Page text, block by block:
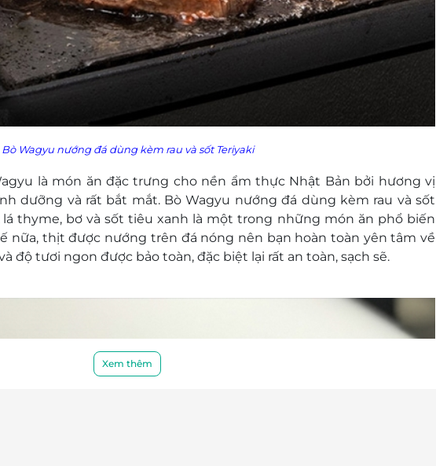
Bò Wagyu nướng đá dùng kèm rau và sốt Teriyaki
là món ăn đặc trưng cho nền ẩm thực Nhật Bản bởi hương vị
dưỡng và rất bắt mắt. Bò Wagyu nướng đá dùng kèm rau và sốt
lá thyme, bơ và sốt tiêu xanh là một trong những món ăn phổ biến
nữa, thịt được nướng trên đá nóng nên bạn hoàn toàn yên tâm về
độ tươi ngon được bảo toàn, đặc biệt lại rất an toàn, sạch sẽ.
Xem thêm